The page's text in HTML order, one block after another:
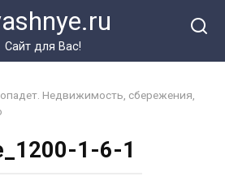
Сайт для Вас!
Недвижимость, сбережения,
1-6-1